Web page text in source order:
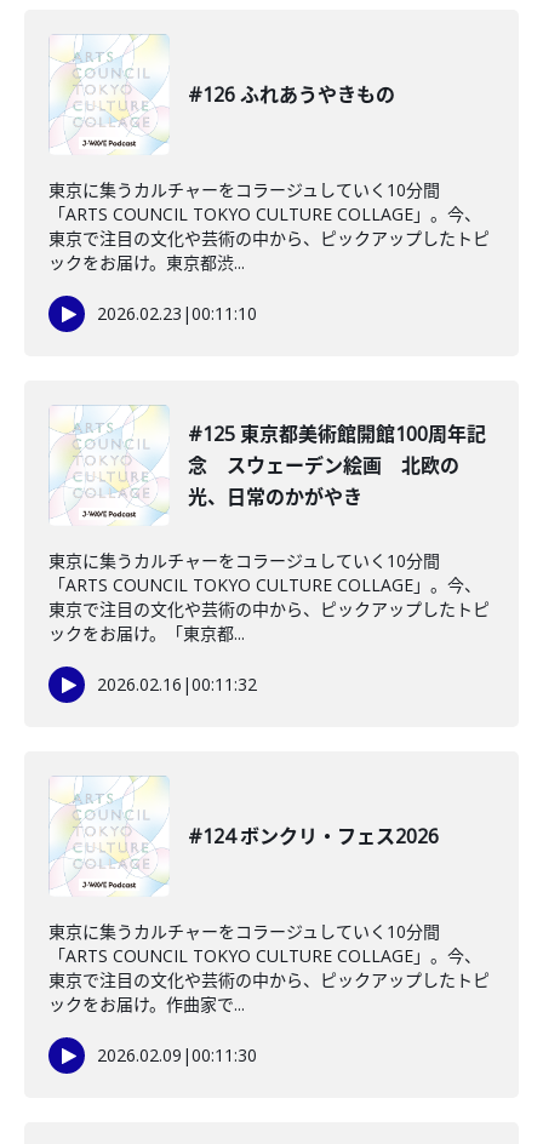
#126 ふれあうやきもの
東京に集うカルチャーをコラージュしていく10分間
「ARTS COUNCIL TOKYO CULTURE COLLAGE」。今、
東京で注目の文化や芸術の中から、ピックアップしたトピ
ックをお届け。東京都渋...
2026.02.23 |00:11:10
#125 東京都美術館開館100周年記
念 スウェーデン絵画 北欧の
光、日常のかがやき
東京に集うカルチャーをコラージュしていく10分間
「ARTS COUNCIL TOKYO CULTURE COLLAGE」。今、
東京で注目の文化や芸術の中から、ピックアップしたトピ
ックをお届け。「東京都...
2026.02.16 |00:11:32
#124 ボンクリ・フェス2026
東京に集うカルチャーをコラージュしていく10分間
「ARTS COUNCIL TOKYO CULTURE COLLAGE」。今、
東京で注目の文化や芸術の中から、ピックアップしたトピ
ックをお届け。作曲家で...
2026.02.09 |00:11:30